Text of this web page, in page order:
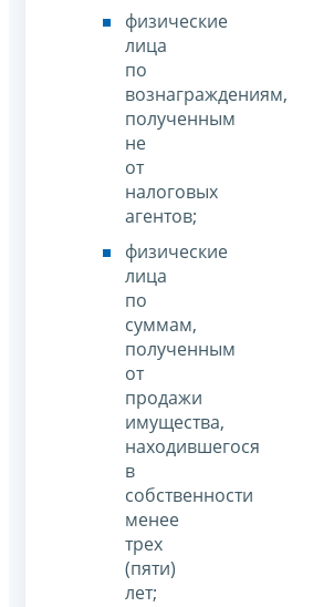
физические
лица
по
вознаграждениям,
полученным
не
от
налоговых
агентов;
физические
лица
по
суммам,
полученным
от
продажи
имущества,
находившегося
в
собственности
менее
трех
(пяти)
лет;